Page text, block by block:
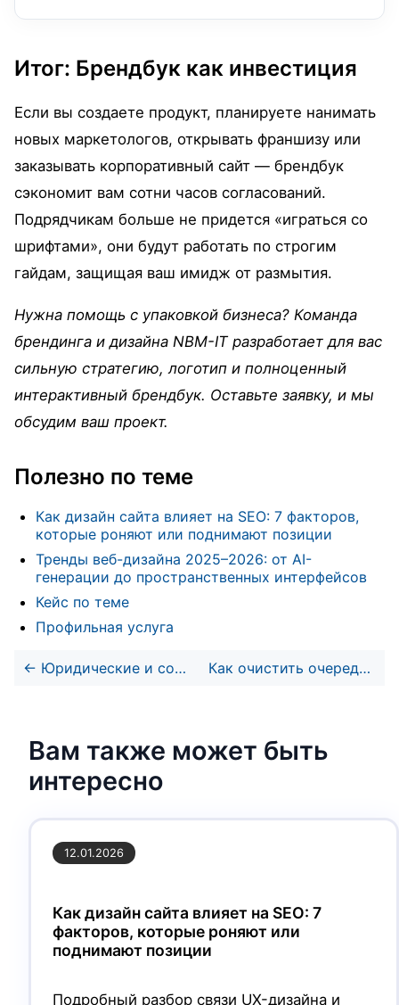
Итог: Брендбук как инвестиция
Если вы создаете продукт, планируете нанимать
новых маркетологов, открывать франшизу или
заказывать корпоративный сайт — брендбук
сэкономит вам сотни часов согласований.
Подрядчикам больше не придется «играться со
шрифтами», они будут работать по строгим
гайдам, защищая ваш имидж от размытия.
Нужна помощь с упаковкой бизнеса? Команда
брендинга и дизайна NBM-IT разработает для вас
сильную стратегию, логотип и полноценный
интерактивный брендбук. Оставьте заявку, и мы
обсудим ваш проект.
Полезно по теме
Как дизайн сайта влияет на SEO: 7 факторов,
которые роняют или поднимают позиции
Тренды веб-дизайна 2025–2026: от AI-
генерации до пространственных интерфейсов
Кейс по теме
Профильная услуга
← Юридические и compliance требования к сайту: 152-ФЗ, GDPR, CCPA Как очистить очередь почты в 1С-Битрикс: Решение проблемы с зависшими письмами
Вам также может быть
интересно
12.01.2026
Как дизайн сайта влияет на SEO: 7
факторов, которые роняют или
поднимают позиции
Подробный разбор связи UX-дизайна и